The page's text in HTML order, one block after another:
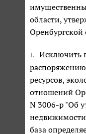
области,
Оренбургской
1. Исключить
ресурсов,
отношений
N 3006-р "Об
база